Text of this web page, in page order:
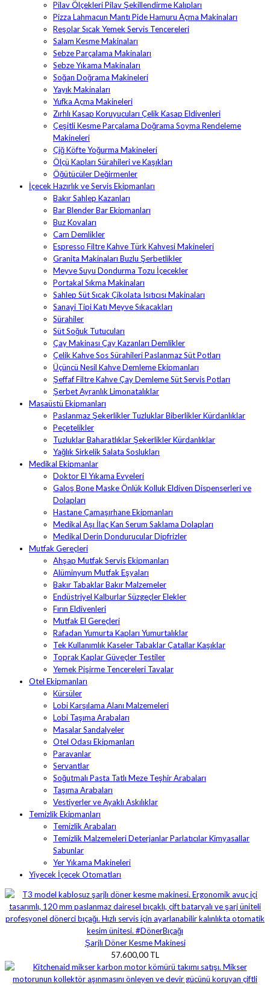
Pilav Ölçekleri Pilav Şekillendirme Kalıpları
Pizza Lahmacun Mantı Pide Hamuru Açma Makinaları
Reşolar Sıcak Yemek Servis Tencereleri
Salam Kesme Makinaları
Sebze Parçalama Makinaları
Sebze Yıkama Makinaları
Soğan Doğrama Makineleri
Yayık Makinaları
Yufka Açma Makineleri
Zırhlı Kasap Koruyucuları Çelik Kasap Eldivenleri
Çeşitli Kesme Parçalama Doğrama Soyma Rendeleme
Makineleri
Çiğ Köfte Yoğurma Makineleri
Ölçü Kapları Sürahileri ve Kaşıkları
Öğütücüler Değirmenler
İçecek Hazırlık ve Servis Ekipmanları
Bakır Sahlep Kazanları
Bar Blender Bar Ekipmanları
Buz Kovaları
Cam Demlikler
Espresso Filtre Kahve Türk Kahvesi Makineleri
Granita Makinaları Buzlu Şerbetlikler
Meyve Suyu Dondurma Tozu İçecekler
Portakal Sıkma Makinaları
Sahlep Süt Sıcak Çikolata Isıtıcısı Makinaları
Sanayi Tipi Katı Meyve Sıkacakları
Sürahiler
Süt Soğuk Tutucuları
Çay Makinası Çay Kazanları Demlikler
Çelik Kahve Sos Sürahileri Paslanmaz Süt Potları
Üçüncü Nesil Kahve Demleme Ekipmanları
Şeffaf Filtre Kahve Çay Demleme Süt Servis Potları
Şerbet Ayranlık Limonatalıklar
Masaüstü Ekipmanları
Paslanmaz Şekerlikler Tuzluklar Biberlikler Kürdanlıklar
Peçetelikler
Tuzluklar Baharatlıklar Şekerlikler Kürdanlıklar
Yağlık Sirkelik Salata Soslukları
Medikal Ekipmanlar
Doktor El Yıkama Evyeleri
Galoş Bone Maske Önlük Kolluk Eldiven Dispenserleri ve
Dolapları
Hastane Çamaşırhane Ekipmanları
Medikal Aşı İlaç Kan Serum Saklama Dolapları
Medikal Derin Dondurucular Dipfrizler
Mutfak Gereçleri
Ahşap Mutfak Servis Ekipmanları
Alüminyum Mutfak Eşyaları
Bakır Tabaklar Bakır Malzemeler
Endüstriyel Kalburlar Süzgeçler Elekler
Fırın Eldivenleri
Mutfak El Gereçleri
Rafadan Yumurta Kapları Yumurtalıklar
Tek Kullanımlık Kaseler Tabaklar Çatallar Kaşıklar
Toprak Kaplar Güveçler Testiler
Yemek Pişirme Tencereleri Tavalar
Otel Ekipmanları
Kürsüler
Lobi Karşılama Alanı Malzemeleri
Lobi Taşıma Arabaları
Masalar Sandalyeler
Otel Odası Ekipmanları
Paravanlar
Servantlar
Soğutmalı Pasta Tatlı Meze Teşhir Arabaları
Taşıma Arabaları
Vestiyerler ve Ayaklı Askılıklar
Temizlik Ekipmanları
Temizlik Arabaları
Temizlik Malzemeleri Deterjanlar Parlatıcılar Kimyasallar
Sabunlar
Yer Yıkama Makineleri
Yiyecek İçecek Otomatları
Şarjlı Döner Kesme Makinesi
57.600,00 TL